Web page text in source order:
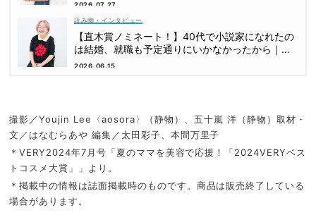
2026.07.27
読み物・インタビュー
【直木賞ノミネート！】40代で小説家になれたの
は結婚、就職も予定通りにいかなかったから｜朝
倉かすみさん
2026.06.15
撮影／Youjin Lee〈aosora〉（静物）、五十嵐 洋（静物）取材・
文／はなむらあや 編集／太田彩子、本間万里子
＊VERY2024年7月号「夏のママを美容で応援！「2024VERYベス
トコスメ大賞」」より。
＊掲載中の情報は誌面掲載時のものです。商品は販売終了している
場合があります。